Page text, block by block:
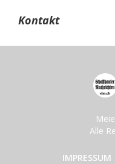
Kontakt
Alle
IMPRESSUM